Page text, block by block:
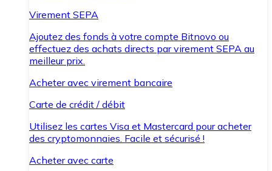
Virement SEPA
Ajoutez des fonds à votre compte Bitnovo ou
effectuez des achats directs par virement SEPA au
meilleur prix.
Acheter avec virement bancaire
Carte de crédit / débit
Utilisez les cartes Visa et Mastercard pour acheter
des cryptomonnaies. Facile et sécurisé !
Acheter avec carte